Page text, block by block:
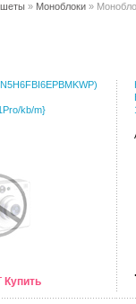
» Моноблоки »
kb/m}
Купить